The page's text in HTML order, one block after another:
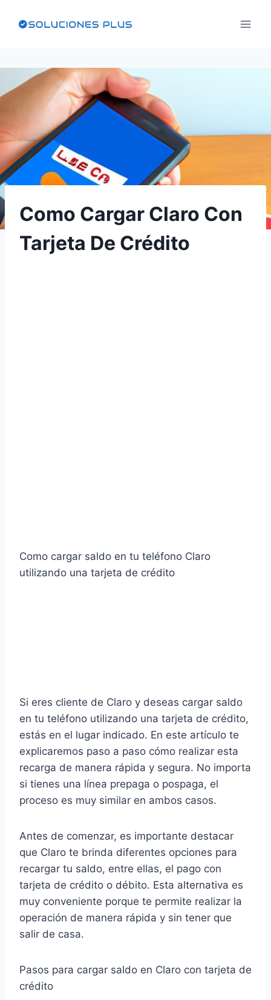
Como Cargar Claro Con
Tarjeta De Crédito
Como cargar saldo en tu teléfono Claro
utilizando una tarjeta de crédito
Si eres cliente de Claro y deseas cargar saldo
en tu teléfono utilizando una tarjeta de crédito,
estás en el lugar indicado. En este artículo te
explicaremos paso a paso cómo realizar esta
recarga de manera rápida y segura. No importa
si tienes una línea prepaga o pospaga, el
proceso es muy similar en ambos casos.
Antes de comenzar, es importante destacar
que Claro te brinda diferentes opciones para
recargar tu saldo, entre ellas, el pago con
tarjeta de crédito o débito. Esta alternativa es
muy conveniente porque te permite realizar la
operación de manera rápida y sin tener que
salir de casa.
Pasos para cargar saldo en Claro con tarjeta de
crédito